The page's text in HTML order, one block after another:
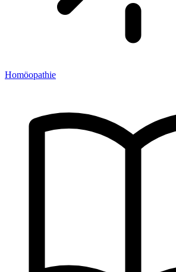
Homöopathie